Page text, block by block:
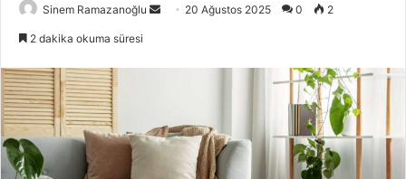
Sinem Ramazanoğlu
Bir
20 Ağustos 2025 0 2
2 dakika okuma süresi